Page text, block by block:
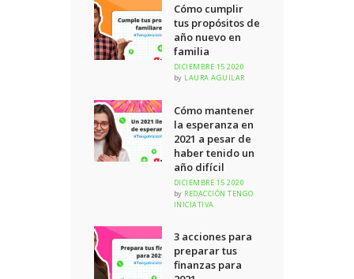
Cómo cumplir
tus propósitos de
año nuevo en
familia
DICIEMBRE 15 2020
by LAURA AGUILAR
Cómo mantener
la esperanza en
2021 a pesar de
haber tenido un
año difícil
DICIEMBRE 15 2020
by REDACCIÓN TENGO
INICIATIVA
3 acciones para
preparar tus
finanzas para